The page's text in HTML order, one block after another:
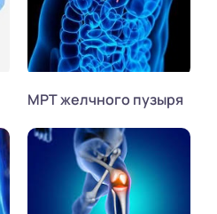
МРТ желчного пузыря